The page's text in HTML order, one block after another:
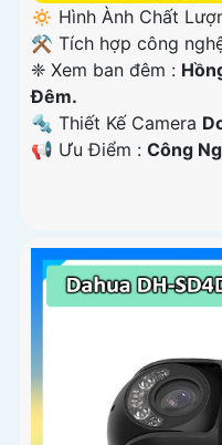
🔅 Hình Ành Chất
⚒ Tích hợp công
❈ Xem ban đêm :
Đêm.
🔩 Thiết Kế Camera
️📢 Ưu Điểm : Công